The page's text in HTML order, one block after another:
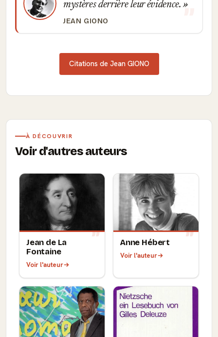
mystères derrière leur évidence.
JEAN GIONO
Citations de Jean GIONO
À DÉCOUVRIR
Voir d'autres auteurs
Jean de La
Fontaine
Voir l'auteur
Anne Hébert
Voir l'auteur